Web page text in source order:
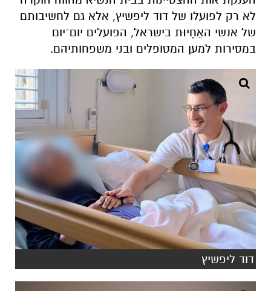
לא רק לפועלו של דוד ליפשיץ, אלא גם לחשיבותם
של אנשי האֲחָיוּת בישראל, הפועלים יום־יום
במסירות למען המטופלים ובני משפחותיהם.
דוד ליפשיץ